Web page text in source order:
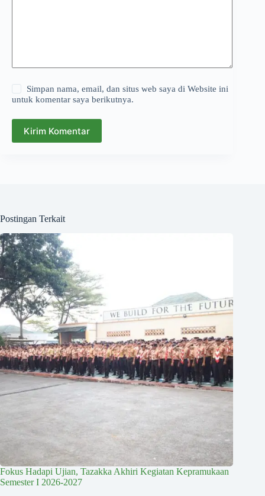
Simpan nama, email, dan situs web saya di Website ini
untuk komentar saya berikutnya.
Kirim Komentar
Postingan Terkait
Fokus Hadapi Ujian, Tazakka Akhiri Kegiatan Kepramukaan
Semester I 2026-2027